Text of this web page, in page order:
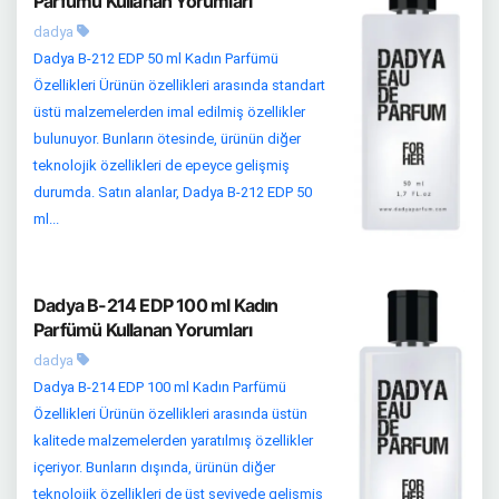
dadya
Dadya B-212 EDP 50 ml Kadın Parfümü
Özellikleri Ürünün özellikleri arasında standart
üstü malzemelerden imal edilmiş özellikler
bulunuyor. Bunların ötesinde, ürünün diğer
teknolojik özellikleri de epeyce gelişmiş
durumda. Satın alanlar, Dadya B-212 EDP 50
ml...
Dadya B-214 EDP 100 ml Kadın
Parfümü Kullanan Yorumları
dadya
Dadya B-214 EDP 100 ml Kadın Parfümü
Özellikleri Ürünün özellikleri arasında üstün
kalitede malzemelerden yaratılmış özellikler
içeriyor. Bunların dışında, ürünün diğer
teknolojik özellikleri de üst seviyede gelişmiş